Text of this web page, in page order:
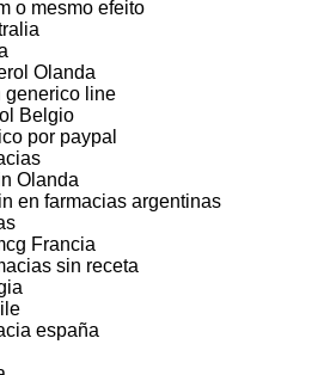
o mesmo efeito
Olanda
generico line
Belgio
por paypal
Olanda
en farmacias argentinas
Francia
sin receta
españa